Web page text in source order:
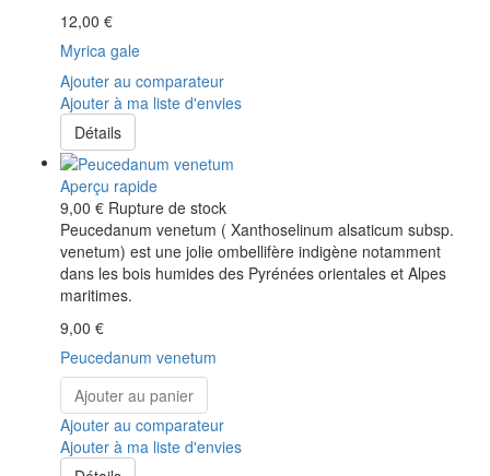
12,00 €
Myrica gale
Ajouter au comparateur
Ajouter à ma liste d'envies
Détails
Aperçu rapide
9,00 € Rupture de stock
Peucedanum venetum ( Xanthoselinum alsaticum subsp.
venetum) est une jolie ombellifère indigène notamment
dans les bois humides des Pyrénées orientales et Alpes
maritimes.
9,00 €
Peucedanum venetum
Ajouter au panier
Ajouter au comparateur
Ajouter à ma liste d'envies